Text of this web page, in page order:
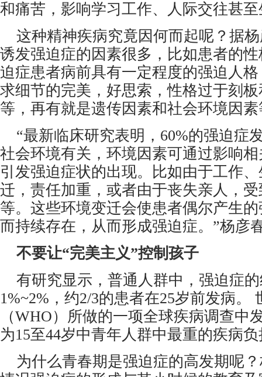
和痛苦，影响学习工作、人际交往甚
这种精神疾病究竟因何而起呢？据
诱发强迫症的因素很多，比如患者的
迫症患者病前具有一定程度的强迫人
求细节的完美，好思索，性格过于刻
等，再有就是遗传因素和社会环境因
“最新临床研究表明， 60%的强迫症
社会环境有关，环境因素可通过影响
引发强迫症状的出现。比如由于工作
迁，责任加重，或者由于丧失亲人，
等。这些环境变迁会使患者偶尔产生
而持续存在，从而形成强迫症。”杨彦
不要让“完美主义”控制孩子
有研究显示，普通人群中，强迫症
1%~2% ，约2/3的患者在25岁前发病。
（WHO）所做的一项全球疾病调查中
为15至44岁中青年人群中最重的疾病
为什么青春期是强迫症的高发期呢？